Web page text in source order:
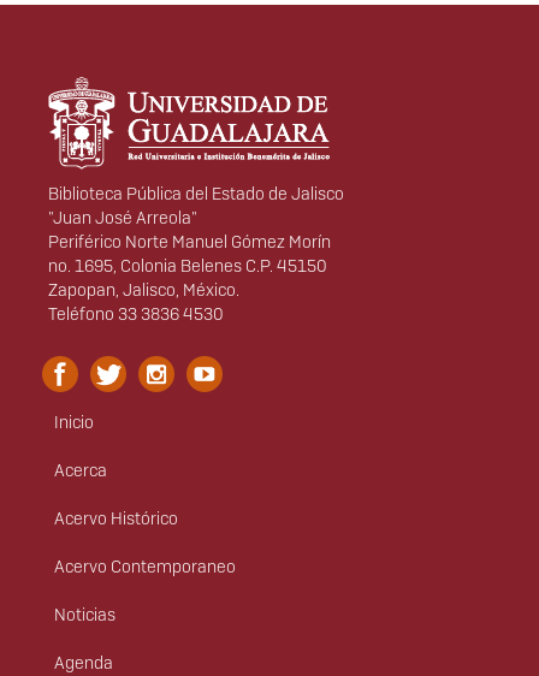
Información del
portal
Biblioteca Pública del Estado de Jalisco
"Juan José Arreola"
Periférico Norte Manuel Gómez Morín
no. 1695, Colonia Belenes C.P. 45150
Zapopan, Jalisco, México.
Teléfono 33 3836 4530
Menú
principal
Inicio
Acerca
Acervo Histórico
Acervo Contemporaneo
Noticias
Agenda